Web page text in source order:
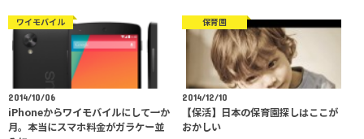
2014/10/06
iPhoneからワイモバイルにして一か
月。本当にスマホ料金がガラケー並
ワイモバイル
2014/12/10
【保活】日本の保育園探しはここが
おかしい
保育園